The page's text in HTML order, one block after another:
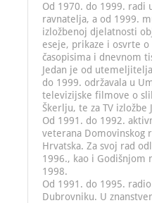
Od 1970. do 1999. radi
ravnatelja, a od 1999.
izložbenoj djelatnosti
eseje, prikaze i osvrte
časopisima i dnevnom
Jedan je od
do 1999. održavala u
televizijske filmove o
Škerlju, te za TV izložbe
Od 1991. do 1992.
veterana Domovinskog
Hrvatska. Za svoj rad
1996., kao i Godišnjom
1998.
Od 1991. do 1995.
Dubrovniku. U